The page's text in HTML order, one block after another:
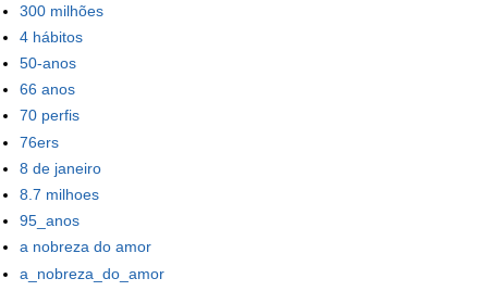
300 milhões
4 hábitos
50-anos
66 anos
70 perfis
76ers
8 de janeiro
8.7 milhoes
95_anos
a nobreza do amor
a_nobreza_do_amor